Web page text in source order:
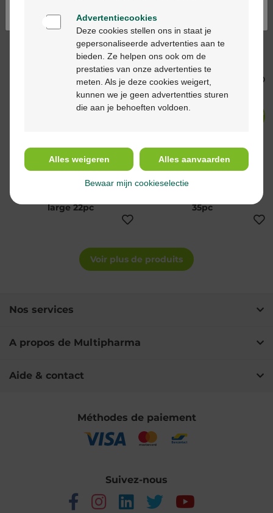
Tena men active fit
level 3 16pc
8,99 €
16,19 €
Tena men active fit
level 1 24pc
-43%*
large 22pc
-43%*
35pc
Voir plus de produits
Nos services
A propos de Multipharma
Aide & contact
Méthodes de paiement
Suivez-nous
Advertentiecookies
Deze cookies stellen ons in staat je
gepersonaliseerde advertenties aan te
bieden. Ze helpen ons ook om de
prestaties van onze advertenties te
meten. Als je deze cookies weigert,
kunnen we je geen advertentties sturen
die aan je behoeften voldoen.
Alles weigeren Alles aanvaarden
Bewaar mijn cookieselectie